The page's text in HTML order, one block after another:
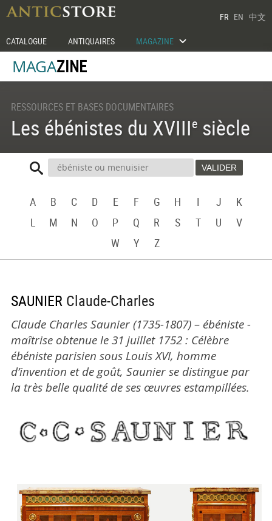
FR EN 中文
CATALOGUE ANTIQUAIRES MAGAZINE 2
MAGAZINE
RESSOURCES ET BASES DOCUMENTAIRES
Les ébénistes du XVIIIesiècle
A B C D E F G H I J
K
L
M N O P Q R S T U
V
W
Y Z
SAUNIERClaude-Charles
Claude Charles Saunier (1735-1807) – ébéniste -
maîtrise obtenue le 31 juillet 1752 : Célèbre
ébéniste parisien sous Louis XVI, homme
d’invention et de goût, Saunier se distingue par
la très belle qualité de ses œuvres estampillées.